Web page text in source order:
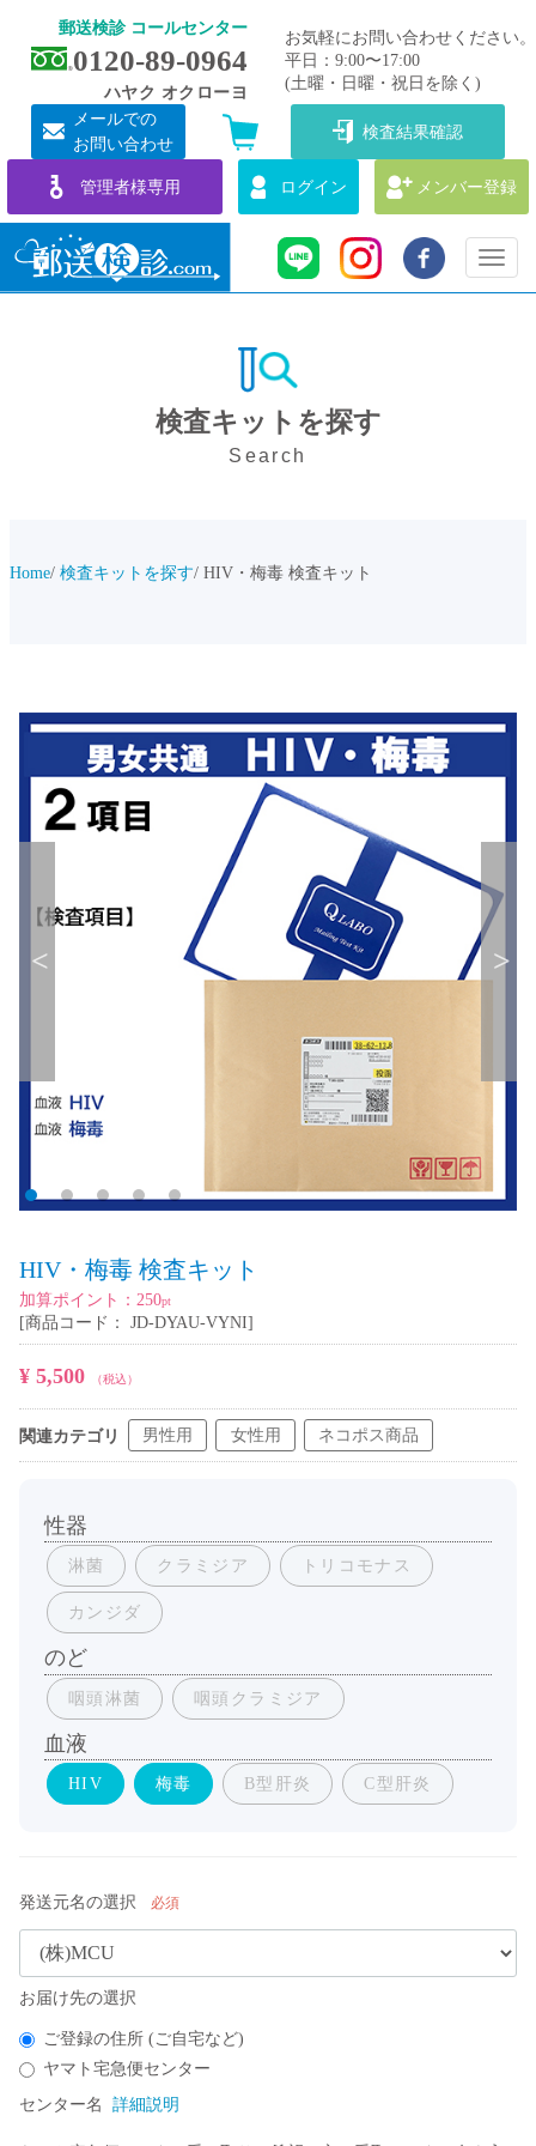
郵送検診 コールセンター
0120-89-0964
ハヤク オクローヨ
お気軽にお問い合わせください。
平日：9:00〜17:00
(土曜・日曜・祝日を除く)
メールでの
お問い合わせ
検査結果確認
管理者様専用 ログイン メンバー登録
Toggle
検査キットを探す
Search
Home 検査キットを探す HIV・梅毒 検査キット
HIV・梅毒 検査キット
加算ポイント： 250pt
[商品コード： JD-DYAU-VYNI]
¥ 5,500 （税込）
関連カテゴリ 男性用 女性用 ネコポス商品
性器
淋菌 クラミジア トリコモナス
カンジダ
のど
咽頭淋菌 咽頭クラミジア
血液
HIV 梅毒 B型肝炎 C型肝炎
発送元名の選択 必須
お届け先の選択
ご登録の住所 (ご自宅など)​
ヤマト宅急便センター​
センター名
詳細説明